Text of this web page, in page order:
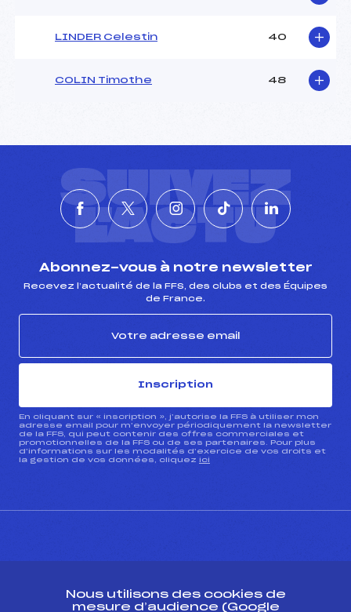
LINDER Celestin 40
COLIN Timothe 48
SUIVEZ
L'ACTU
Abonnez-vous à notre newsletter
Recevez l’actualité de la FFS, des clubs et des Équipes
de France.
Inscription
En cliquant sur « inscription », j’autorise la FFS à utiliser mon
adresse email pour m’envoyer périodiquement la newsletter
de la FFS, qui peut contenir des offres commerciales et
promotionnelles de la FFS ou de ses partenaires. Pour plus
d’informations sur les modalités d’exercice de vos droits et
la gestion de vos données, cliquez ici
Nous utilisons des cookies de
mesure d’audience (Google